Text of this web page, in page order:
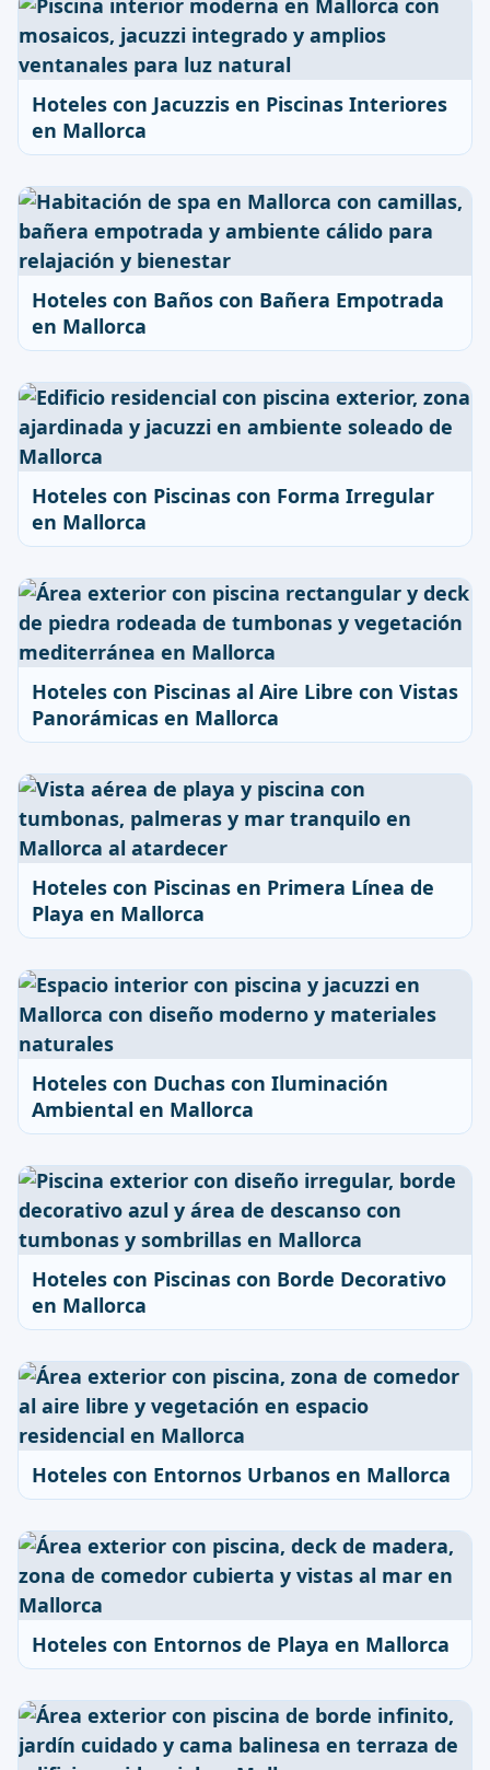
Hoteles con Jacuzzis en Piscinas Interiores
en Mallorca
Hoteles con Baños con Bañera Empotrada
en Mallorca
Hoteles con Piscinas con Forma Irregular
en Mallorca
Hoteles con Piscinas al Aire Libre con Vistas
Panorámicas en Mallorca
Hoteles con Piscinas en Primera Línea de
Playa en Mallorca
Hoteles con Duchas con Iluminación
Ambiental en Mallorca
Hoteles con Piscinas con Borde Decorativo
en Mallorca
Hoteles con Entornos Urbanos en Mallorca
Hoteles con Entornos de Playa en Mallorca